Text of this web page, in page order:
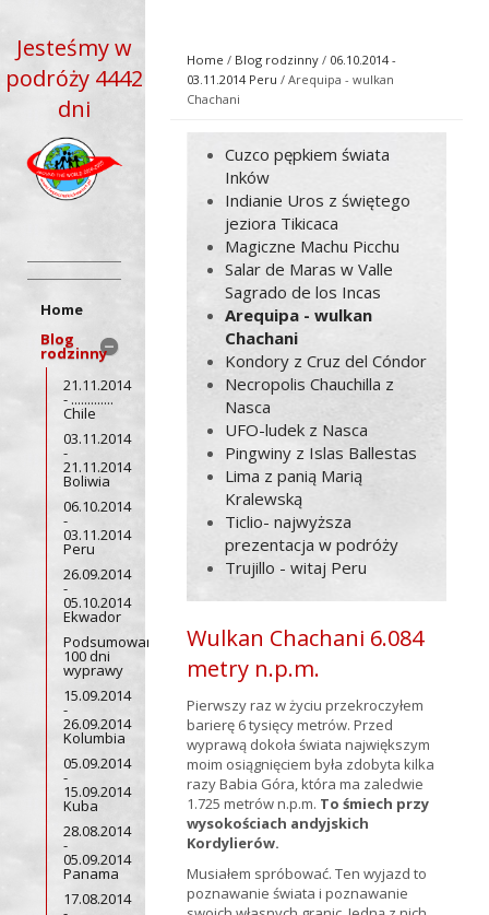
Jesteśmy w
podróży 4442
dni
Home
Blog
rodzinny
21.11.2014
- .............
Chile
03.11.2014
-
21.11.2014
Boliwia
06.10.2014
-
03.11.2014
Peru
26.09.2014
-
05.10.2014
Ekwador
Podsumowanie
100 dni
wyprawy
15.09.2014
-
26.09.2014
Kolumbia
05.09.2014
-
15.09.2014
Kuba
28.08.2014
-
05.09.2014
Panama
17.08.2014
Home / Blog rodzinny / 06.10.2014 -
03.11.2014 Peru / Arequipa - wulkan
Chachani
Cuzco pępkiem świata
Inków
Indianie Uros z świętego
jeziora Tikicaca
Magiczne Machu Picchu
Salar de Maras w Valle
Sagrado de los Incas
Arequipa - wulkan
Chachani
Kondory z Cruz del Cóndor
Necropolis Chauchilla z
Nasca
UFO-ludek z Nasca
Pingwiny z Islas Ballestas
Lima z panią Marią
Kralewską
Ticlio- najwyższa
prezentacja w podróży
Trujillo - witaj Peru
Wulkan Chachani 6.084
metry n.p.m.
Pierwszy raz w życiu przekroczyłem
barierę 6 tysięcy metrów. Przed
wyprawą dokoła świata największym
moim osiągnięciem była zdobyta kilka
razy Babia Góra, która ma zaledwie
1.725 metrów n.p.m. To śmiech przy
wysokościach andyjskich
Kordylierów.
Musiałem spróbować. Ten wyjazd to
poznawanie świata i poznawanie